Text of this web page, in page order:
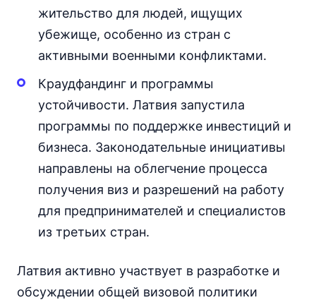
жительство для людей, ищущих
убежище, особенно из стран с
активными военными конфликтами.
Краудфандинг и программы
устойчивости. Латвия запустила
программы по поддержке инвестиций и
бизнеса. Законодательные инициативы
направлены на облегчение процесса
получения виз и разрешений на работу
для предпринимателей и специалистов
из третьих стран.
Латвия активно участвует в разработке и
обсуждении общей визовой политики